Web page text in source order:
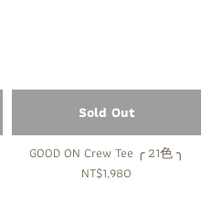
Sold Out
GOOD ON Crew Tee ╭ 21色 ╮
NT$1,980